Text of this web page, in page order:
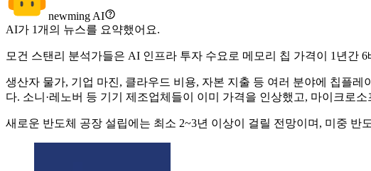
newming AI
AI가 1개의 뉴스를 요약했어요.
모건 스탠리 분석가들은 AI 인프라 투자 수요로 메모리 칩 가격이 1년간
생산자 물가, 기업 마진, 클라우드 비용, 자본 지출 등 여러 분야에 칩플
다. 소니·레노버 등 기기 제조업체들이 이미 가격을 인상했고, 마이크로
새로운 반도체 공장 설립에는 최소 2~3년 이상이 걸릴 전망이며, 미중